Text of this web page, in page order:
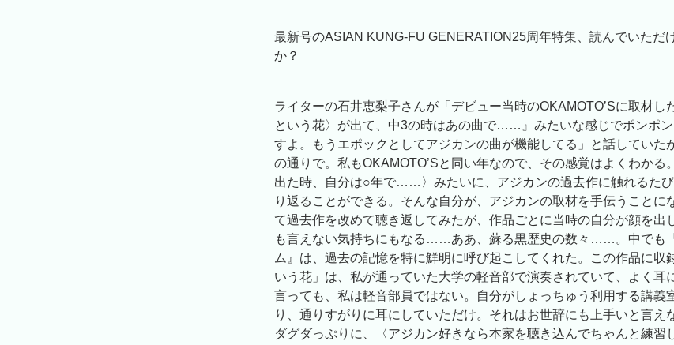
最新号のASIAN KUNG-FU GENERATION25周年特集、読んでいただ
か？
ライターの石井恵梨子さんが「デビュー当時のOKAMOTO’Sに取材し
という花〉が出て、中3の時はあの曲で……』みたいな感じでポンポ
すよ。もうエポックとしてアジカンの曲が機能してる」と話していた
の通りで。私もOKAMOTO’Sと同い年なので、その感覚はよくわかる
出た時、自分は○年で……〉みたいに、アジカンの過去作に触れるた
り返ることができる。そんな自分が、アジカンの取材を手伝うことに
て過去作を改めて聴き返してみたが、作品ごとに当時の自分が顔を出
も言えない気持ちにもなる……ああ、蘇る黒歴史の数々……。中でも
ム』は、過去の記憶を特に鮮明に呼び起こしてくれた。この作品に収
いう花」は、私が通っていた大学の軽音部で演奏されていて、よく耳
言っても、私は軽音部員ではない。自分がしょっちゅう利用する講義
り、通りすがりに耳にしていただけ。それはお世辞にも上手いと言え
ダグダっぷりに、〈アジカン好きなら本家を聴き込んでちゃんと練